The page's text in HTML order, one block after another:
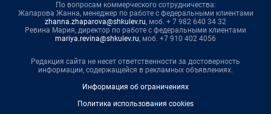
По вопросам коммерческого сотрудничества:
Жапарова Жанна, менеджер по работе с федеральными клиентами
zhanna.zhaparova@shkulev.ru, моб. + 7 982 640 34 32
Ревина Мария, директор по работе с федеральными клиентами
mariya.revina@shkulev.ru, моб. +7 910 402 4056
Редакция сайта не несет ответственности за достоверность
информации, содержащейся в рекламных объявлениях.
Информация об ограничениях
Политика использования cookies